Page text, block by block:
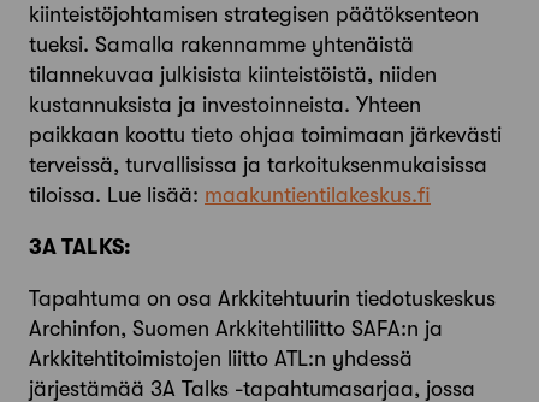
kiinteistöjohtamisen strategisen päätöksenteon
tueksi. Samalla rakennamme yhtenäistä
tilannekuvaa julkisista kiinteistöistä, niiden
kustannuksista ja investoinneista. Yhteen
paikkaan koottu tieto ohjaa toimimaan järkevästi
terveissä, turvallisissa ja tarkoituksenmukaisissa
tiloissa. Lue lisää: maakuntientilakeskus.fi
3A TALKS:
Tapahtuma on osa Arkkitehtuurin tiedotuskeskus
Archinfon, Suomen Arkkitehtiliitto SAFA:n ja
Arkkitehtitoimistojen liitto ATL:n yhdessä
järjestämää 3A Talks -tapahtumasarjaa, jossa